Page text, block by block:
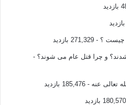
چیست ؟ - 271,329 بازدید
و چرا قتل عام می شوند؟ -
تعالی عنه - 185,476 بازدید